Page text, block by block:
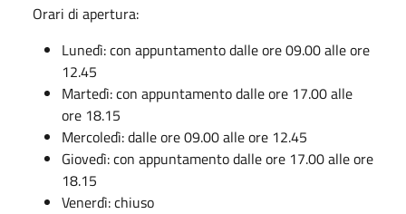
Orari di apertura:
Lunedì: con appuntamento dalle ore 09.00 alle ore
12.45
Martedì: con appuntamento dalle ore 17.00 alle
ore 18.15
Mercoledì: dalle ore 09.00 alle ore 12.45
Giovedì: con appuntamento dalle ore 17.00 alle ore
18.15
Venerdì: chiuso